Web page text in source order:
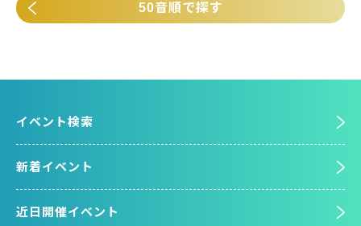
50音順で探す
イベント検索
新着イベント
近日開催イベント